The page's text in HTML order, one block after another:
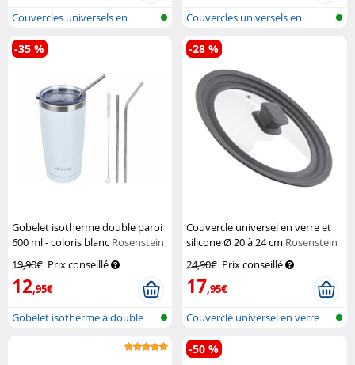
Couvercles universels en
silicone
Couvercles universels en
silicone
Gobelet isotherme double paroi
600 ml - coloris blanc Rosenstein
19,90€ Prix conseillé
12,95€
-35 %
Gobelet isotherme à double
Couvercle universel en verre et
silicone Ø 20 à 24 cm Rosenstein
24,90€ Prix conseillé
17,95€
-28 %
Couvercle universel en verre
avec b...
-50 %